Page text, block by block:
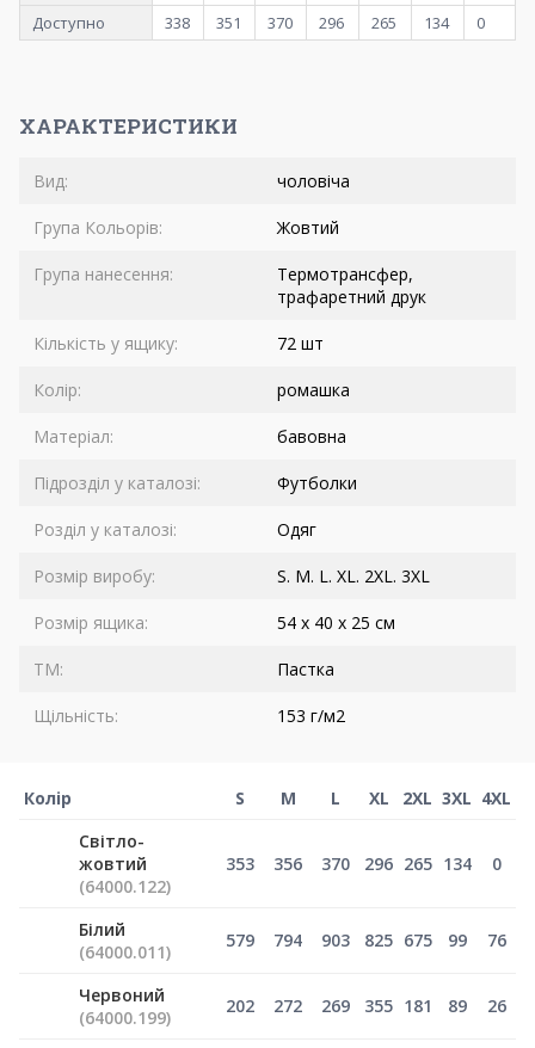
Доступно
338 351 370 296 265 134 0
ХАРАКТЕРИСТИКИ
Вид: чоловіча
Група Кольорів: Жовтий
Група нанесення:
Термотрансфер,
трафаретний друк
Кількість у ящику: 72 шт
Колір: ромашка
Матеріал: бавовна
Підрозділ у каталозі: Футболки
Розділ у каталозі: Одяг
Розмір виробу: S. M. L. XL. 2XL. 3XL
Розмір ящика: 54 x 40 x 25 см
ТМ: Пастка
Щільність: 153 г/м2
Колір S M L XL 2XL 3XL 4XL
Світло-
жовтий
(64000.122)
353 356 370 296 265 134 0
Білий
(64000.011)
579 794 903 825 675 99 76
Червоний
(64000.199)
202 272 269 355 181 89 26